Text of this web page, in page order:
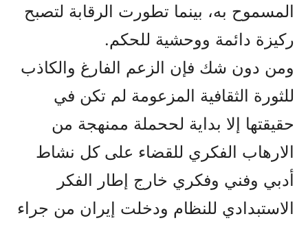
المسموح به، بينما تطورت الرقابة لتصبح
ركيزة دائمة ووحشية للحكم.
ومن دون شك فإن الزعم الفارغ والکاذب
للثورة الثقافية المزعومة لم تکن في
حقيقتها إلا بداية لححملة ممنهجة من
الارهاب الفکري للقضاء على کل نشاط
أدبي وفني وفکري خارج إطار الفکر
الاستبدادي للنظام ودخلت إيران من جراء